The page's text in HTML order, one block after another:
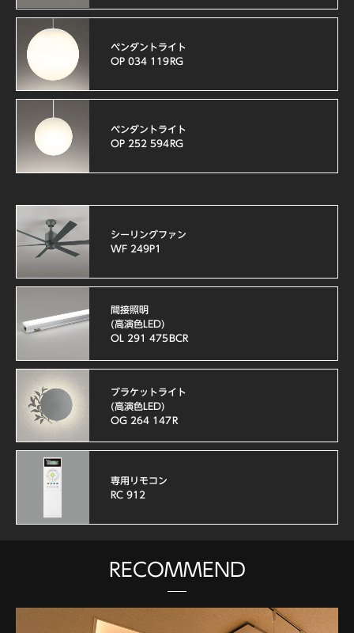
ペンダントライト
OP 034 119RG
ペンダントライト
OP 252 594RG
シーリングファン
WF 249P1
間接照明
(高演色LED)
OL 291 475BCR
ブラケットライト
(高演色LED)
OG 264 147R
専用リモコン
RC 912
RECOMMEND